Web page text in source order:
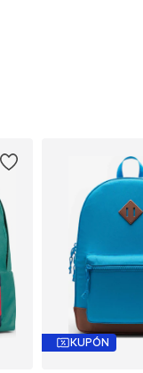
KUPÓN